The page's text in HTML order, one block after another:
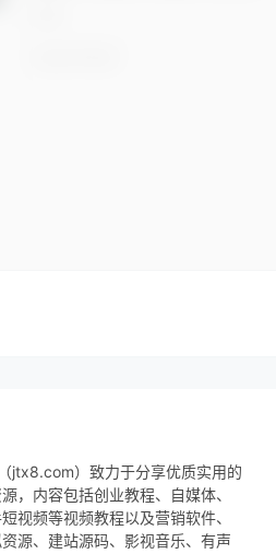
jtx8.com）致力于分享优质实用的
，内容包括创业教程、自媒体、
视频等视频教程以及营销软件、
源、建站源码、影视音乐、有声